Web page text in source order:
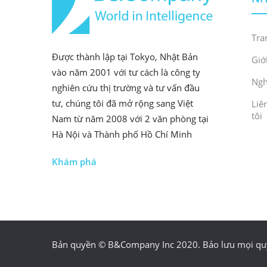
Được thành lập tại Tokyo, Nhật Bản
vào năm 2001 với tư cách là công ty
nghiên cứu thị trường và tư vấn đầu
tư, chúng tôi đã mở rộng sang Việt
Nam từ năm 2008 với 2 văn phòng tại
Hà Nội và Thành phố Hồ Chí Minh
Khám phá
tôi
Bản quyền © B&Company Inc 2020. Bảo lưu mọi